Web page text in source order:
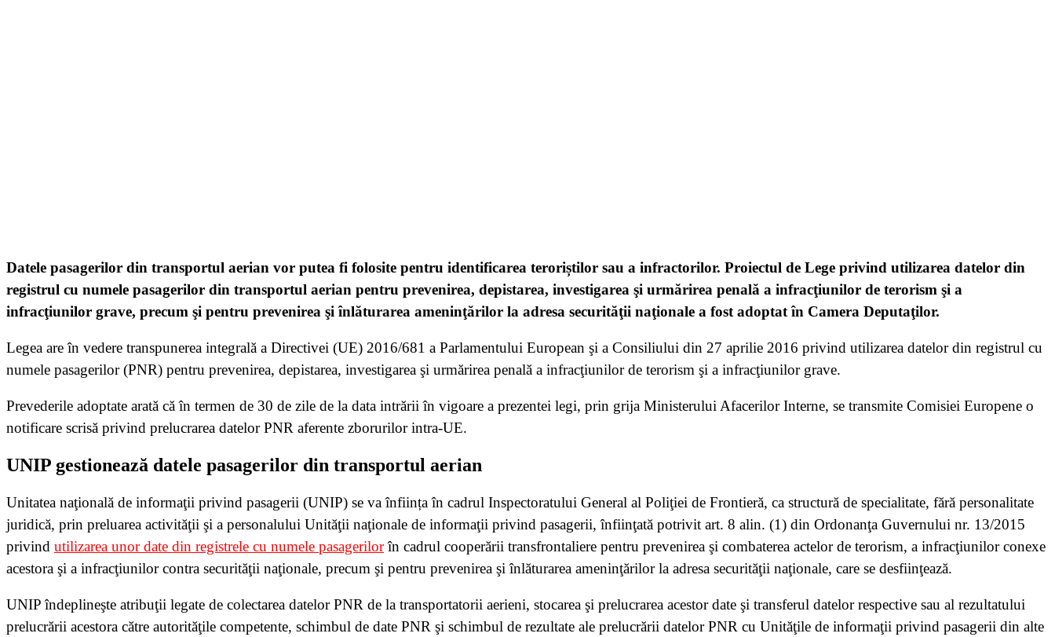
Datele pasagerilor din transportul aerian vor putea fi folosite pentru identificarea teroriștilor sau a infractorilor. Proiectul de Lege privind utilizarea datelor din
registrul cu numele pasagerilor din transportul aerian pentru prevenirea, depistarea, investigarea şi urmărirea penală a infracţiunilor de terorism şi a
infracţiunilor grave, precum şi pentru prevenirea şi înlăturarea ameninţărilor la adresa securităţii naţionale a fost adoptat în Camera Deputaţilor.
Legea are în vedere transpunerea integrală a Directivei (UE) 2016/681 a Parlamentului European şi a Consiliului din 27 aprilie 2016 privind utilizarea datelor din registrul cu
numele pasagerilor (PNR) pentru prevenirea, depistarea, investigarea şi urmărirea penală a infracţiunilor de terorism şi a infracţiunilor grave.
Prevederile adoptate arată că în termen de 30 de zile de la data intrării în vigoare a prezentei legi, prin grija Ministerului Afacerilor Interne, se transmite Comisiei Europene o
notificare scrisă privind prelucrarea datelor PNR aferente zborurilor intra-UE.
UNIP gestionează datele pasagerilor din transportul aerian
Unitatea naţională de informaţii privind pasagerii (UNIP) se va înființa în cadrul Inspectoratului General al Poliţiei de Frontieră, ca structură de specialitate, fără personalitate
juridică, prin preluarea activităţii şi a personalului Unităţii naţionale de informaţii privind pasagerii, înfiinţată potrivit art. 8 alin. (1) din Ordonanţa Guvernului nr. 13/2015
privind utilizarea unor date din registrele cu numele pasagerilorîn cadrul cooperării transfrontaliere pentru prevenirea şi combaterea actelor de terorism, a infracţiunilor conexe
acestora şi a infracţiunilor contra securităţii naţionale, precum şi pentru prevenirea şi înlăturarea ameninţărilor la adresa securităţii naţionale, care se desfiinţează.
UNIP îndeplineşte atribuţii legate de colectarea datelor PNR de la transportatorii aerieni, stocarea şi prelucrarea acestor date şi transferul datelor respective sau al rezultatului
prelucrării acestora către autorităţile competente, schimbul de date PNR şi schimbul de rezultate ale prelucrării datelor PNR cu Unităţile de informaţii privind pasagerii din alte